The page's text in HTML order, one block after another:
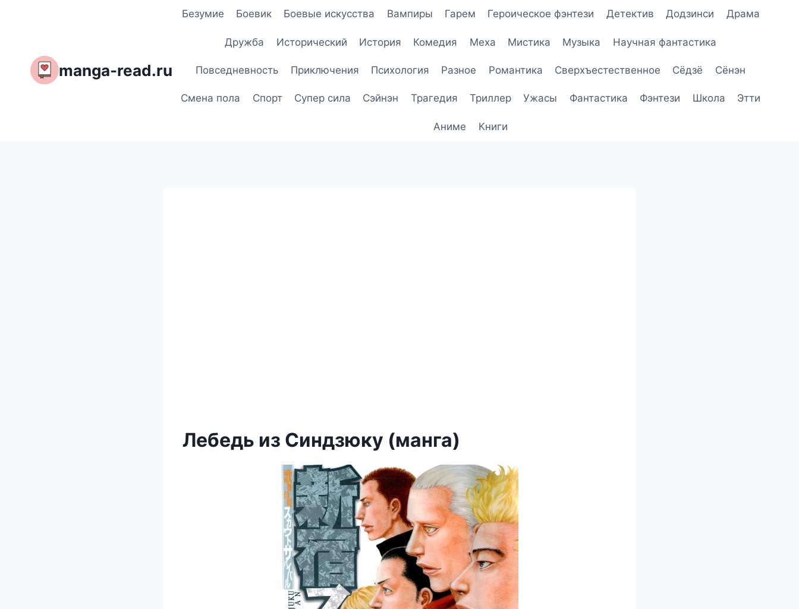
manga-read.ru
Безумие Боевик Боевые искусства Вампиры Гарем Героическое фэнтези Детектив Додзинси Драма
Дружба Исторический История Комедия Меха Мистика Музыка Научная фантастика
Повседневность Приключения Психология Разное Романтика Сверхъестественное Сёдзё Сёнэн
Смена пола Спорт Супер сила Сэйнэн Трагедия Триллер Ужасы Фантастика Фэнтези Школа Этти
Аниме Книги
Лебедь из Синдзюку (манга)